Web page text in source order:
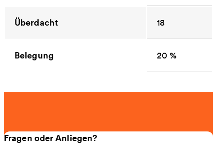
Überdacht 18
Belegung 20 %
Fragen oder Anliegen?